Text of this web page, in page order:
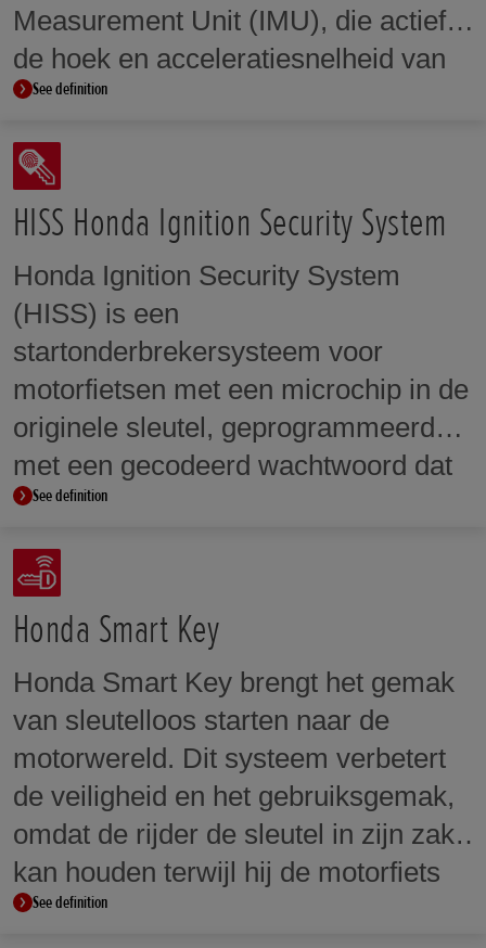
Measurement Unit (IMU), die actief
de hoek en acceleratiesnelheid van
de motorfiets meet voor gieren, rollen
en kantelen. Deze informatie wordt
vervolgens gebruikt om de remdruk
te regelen zodat de motor
evenwichtige vertraagt tijdens het
nemen van een bocht en
onvoorspelbaar gedrag van de
motorfiets tijdens het nemen van
bochten en remmen afneemt.
See definition
HISS Honda Ignition Security System
Honda Ignition Security System
(HISS) is een
startonderbrekersysteem voor
motorfietsen met een microchip in de
originele sleutel, geprogrammeerd
met een gecodeerd wachtwoord dat
door een antenne wordt opgepikt en
naar een ECU wordt gestuurd. De
ECU controleert het
geprogrammeerde codenummer en
laat de motor alleen starten als de
codenummers overeenkomen. Zelfs
als een duplicaatsleutel wordt
gebruikt die precies dezelfde vorm
heeft als de originele sleutel, kan de
motor niet worden gestart tenzij de
ingebouwde microchipcode
overeenkomt.
See definition
Honda Smart Key
Honda Smart Key brengt het gemak
van sleutelloos starten naar de
motorwereld. Dit systeem verbetert
de veiligheid en het gebruiksgemak,
omdat de rijder de sleutel in zijn zak
kan houden terwijl hij de motorfiets
bestuurt.
See definition